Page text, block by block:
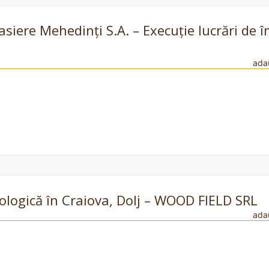
Mehedinți S.A. – Execuție lucrări de
în Craiova, Dolj – WOOD FIELD SRL